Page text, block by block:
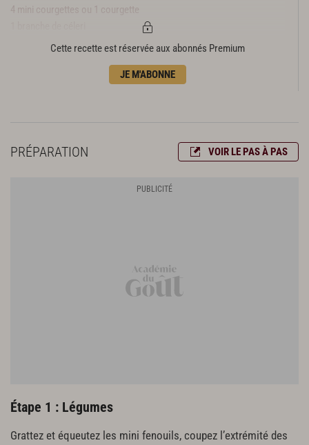
4 mini courgettes ou 1 courgette
½ poivron rouge
4 mini concombres ou 1 concombre
4 branches de coriandre
16 tomates cerises grappe
15 cl d’huile d’olive
1 pincée d’origan séché
Cette recette est réservée aux abonnés Premium
JE M'ABONNE
PRÉPARATION VOIR LE PAS À PAS
Étape 1 : Légumes
Grattez et équeutez les mini fenouils, coupez l’extrémité des